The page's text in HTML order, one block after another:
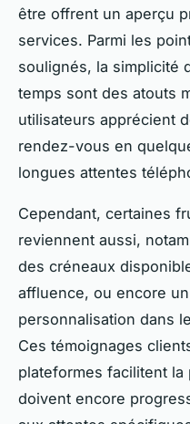
être offrent un aperçu
services. Parmi les
soulignés, la simplicité
temps sont des atouts
utilisateurs apprécient
rendez-vous en
longues attentes
Cependant, certaines
reviennent aussi,
des créneaux
affluence, ou encore
personnalisation dans
Ces témoignages
plateformes facilitent
doivent encore